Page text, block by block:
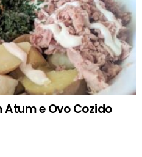
e Ovo Cozido